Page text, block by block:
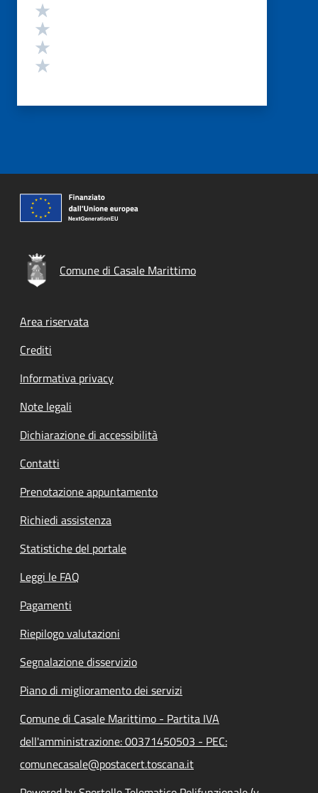
Comune di Casale Marittimo
Footer menu
Area riservata
Crediti
Informativa privacy
Note legali
Dichiarazione di accessibilità
Contatti
Prenotazione appuntamento
Richiedi assistenza
Statistiche del portale
Leggi le FAQ
Pagamenti
Riepilogo valutazioni
Segnalazione disservizio
Piano di miglioramento dei servizi
Comune di Casale Marittimo - Partita IVA
dell'amministrazione: 00371450503 - PEC:
comunecasale@postacert.toscana.it